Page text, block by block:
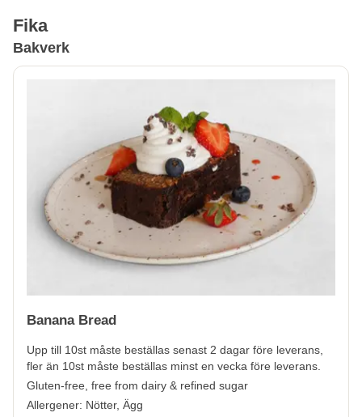
Fika
Bakverk
Banana Bread
Upp till 10st måste beställas senast 2 dagar före leverans,
fler än 10st måste beställas minst en vecka före leverans.
Gluten-free, free from dairy & refined sugar
Allergener: Nötter, Ägg